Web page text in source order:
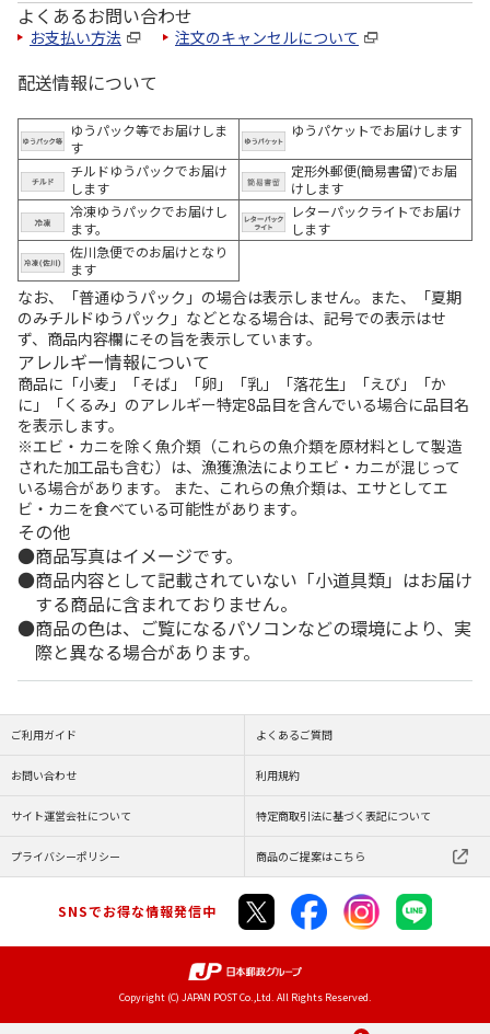
よくあるお問い合わせ
お支払い方法 注文のキャンセルについて
配送情報について
ゆうパック等でお届けしま
す
ゆうパケットでお届けします
チルドゆうパックでお届け
します
定形外郵便(簡易書留)でお届
けします
冷凍ゆうパックでお届けし
ます。
レターパックライトでお届け
します
佐川急便でのお届けとなり
ます
なお、「普通ゆうパック」の場合は表示しません。また、「夏期
のみチルドゆうパック」などとなる場合は、記号での表示はせ
ず、商品内容欄にその旨を表示しています。
アレルギー情報について
商品に「小麦」「そば」「卵」「乳」「落花生」「えび」「か
に」「くるみ」のアレルギー特定8品目を含んでいる場合に品目名
を表示します。
※エビ・カニを除く魚介類（これらの魚介類を原材料として製造
された加工品も含む）は、漁獲漁法によりエビ・カニが混じって
いる場合があります。 また、これらの魚介類は、エサとしてエ
ビ・カニを食べている可能性があります。
その他
商品写真はイメージです。
商品内容として記載されていない「小道具類」はお届け
する商品に含まれておりません。
商品の色は、ご覧になるパソコンなどの環境により、実
際と異なる場合があります。
ご利用ガイド よくあるご質問
お問い合わせ 利用規約
サイト運営会社について 特定商取引法に基づく表記について
プライバシーポリシー 商品のご提案はこちら
SNSでお得な情報発信中
Copyright (C) JAPAN POST Co.,Ltd. All Rights Reserved.